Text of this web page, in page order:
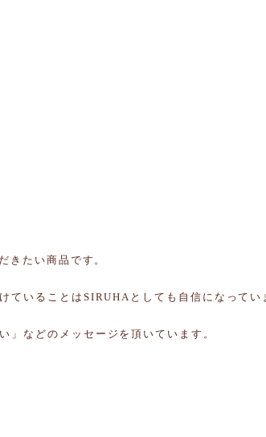
きたい商品です。
ていることはSIRUHAとしても自信になってい
」などのメッセージを頂いています。